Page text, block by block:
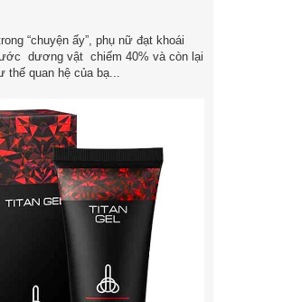
“chuyện ấy”, phụ nữ đạt khoái
dương vật chiếm 40% và còn lại
quan hệ của bạ...